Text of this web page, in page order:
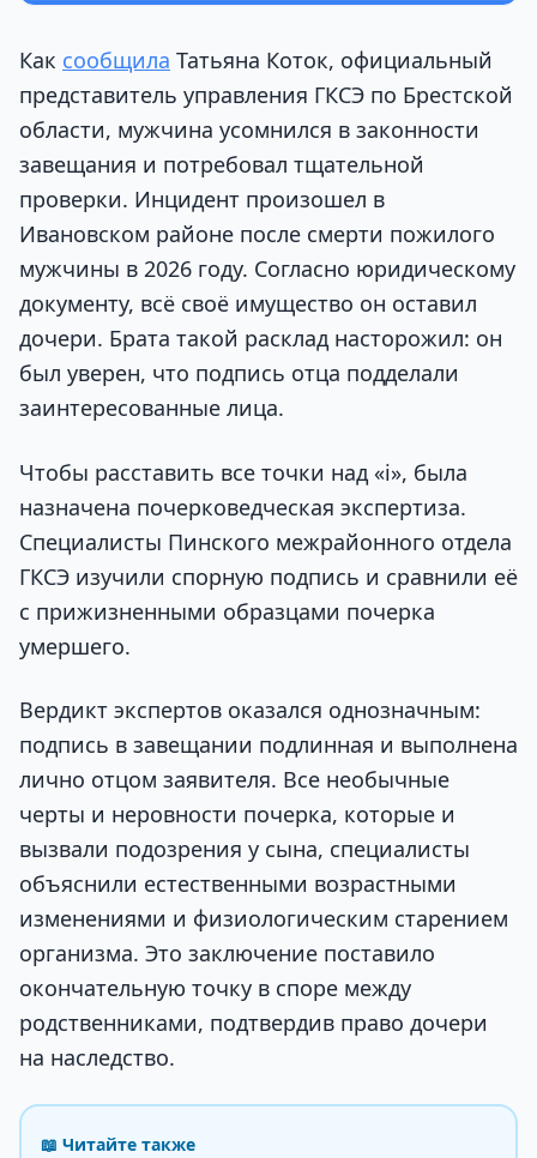
Как сообщила Татьяна Коток, официальный
представитель управления ГКСЭ по Брестской
области, мужчина усомнился в законности
завещания и потребовал тщательной
проверки. Инцидент произошел в
Ивановском районе после смерти пожилого
мужчины в 2026 году. Согласно юридическому
документу, всё своё имущество он оставил
дочери. Брата такой расклад насторожил: он
был уверен, что подпись отца подделали
заинтересованные лица.
Чтобы расставить все точки над «i», была
назначена почерковедческая экспертиза.
Специалисты Пинского межрайонного отдела
ГКСЭ изучили спорную подпись и сравнили её
с прижизненными образцами почерка
умершего.
Вердикт экспертов оказался однозначным:
подпись в завещании подлинная и выполнена
лично отцом заявителя. Все необычные
черты и неровности почерка, которые и
вызвали подозрения у сына, специалисты
объяснили естественными возрастными
изменениями и физиологическим старением
организма. Это заключение поставило
окончательную точку в споре между
родственниками, подтвердив право дочери
на наследство.
📖 Читайте также